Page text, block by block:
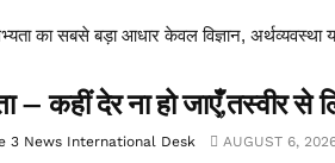
का सबसे बड़ा आधार केवल विज्ञान, अर्थव्यवस्था
– कहीं देर ना हो जाएँ,तस्वीर
3 News International Desk AUGUST 6,